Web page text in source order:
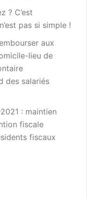
? C’est
pas si simple !
aux
lieu de
des salariés
: maintien
fiscale
fiscaux